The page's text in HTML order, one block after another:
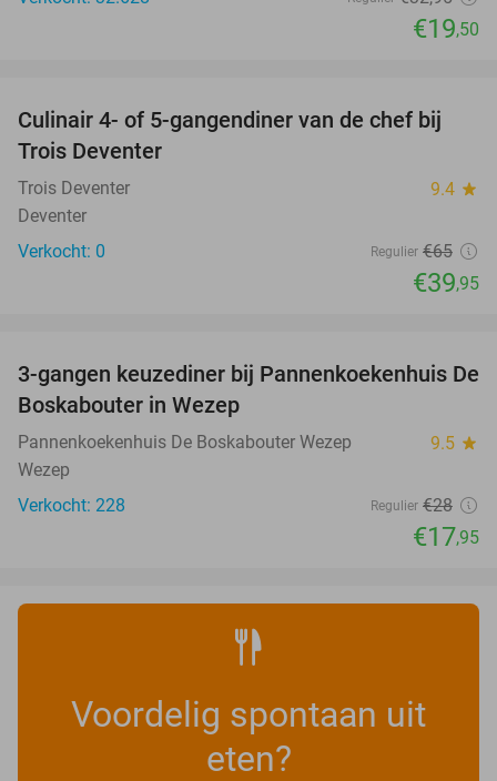
€19,50
39%
TODAY
Culinair 4- of 5-gangendiner van de chef bij
Trois Deventer
Trois Deventer 9.4 star
Deventer
Verkocht: 0
Regulier €65
€39,95
36%
3-gangen keuzediner bij Pannenkoekenhuis De
Boskabouter in Wezep
Pannenkoekenhuis De Boskabouter Wezep 9.5 star
Wezep
Verkocht: 228
Regulier €28
€17,95
Voordelig spontaan uit
eten?